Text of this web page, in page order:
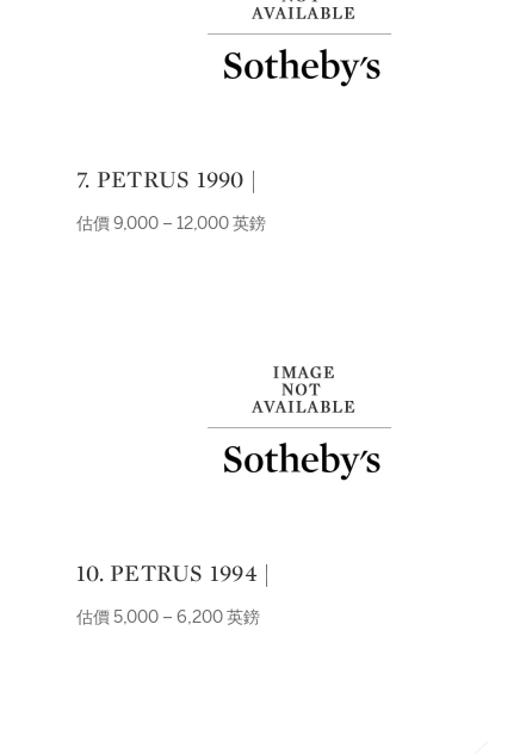
7. PETRUS 1990 |
估價 9,000 – 12,000 英鎊
10. PETRUS 1994 |
估價 5,000 – 6,200 英鎊